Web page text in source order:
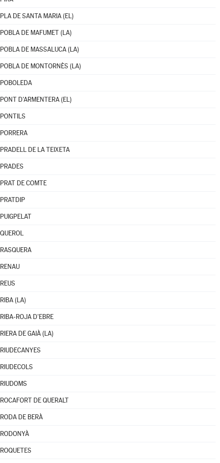
PLA DE SANTA MARIA (EL)
POBLA DE MAFUMET (LA)
POBLA DE MASSALUCA (LA)
POBLA DE MONTORNÈS (LA)
POBOLEDA
PONT D'ARMENTERA (EL)
PONTILS
PORRERA
PRADELL DE LA TEIXETA
PRADES
PRAT DE COMTE
PRATDIP
PUIGPELAT
QUEROL
RASQUERA
RENAU
REUS
RIBA (LA)
RIBA-ROJA D'EBRE
RIERA DE GAIÀ (LA)
RIUDECANYES
RIUDECOLS
RIUDOMS
ROCAFORT DE QUERALT
RODA DE BERÀ
RODONYÀ
ROQUETES